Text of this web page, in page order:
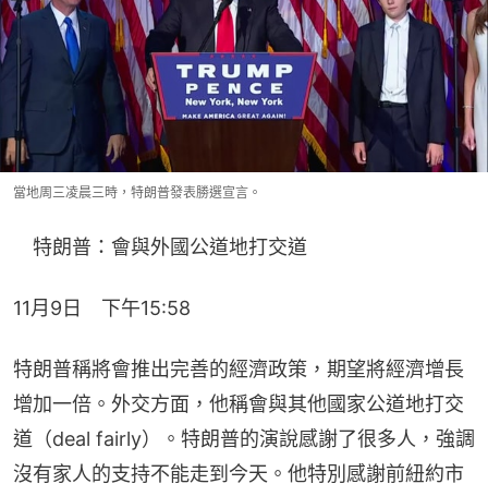
當地周三凌晨三時，特朗普發表勝選宣言。
特朗普：會與外國公道地打交道
11月9日　下午15:58
特朗普稱將會推出完善的經濟政策，期望將經濟增長
增加一倍。外交方面，他稱會與其他國家公道地打交
道（deal fairly）。特朗普的演說感謝了很多人，強調
沒有家人的支持不能走到今天。他特別感謝前紐約市